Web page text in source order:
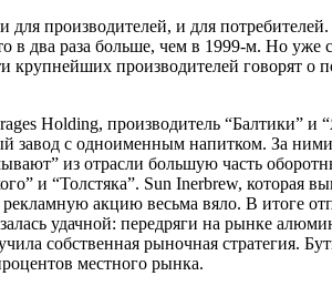
производителей, и для
в два раза больше, чем в 1999-м. Но уже
крупнейших производителей говорят о
Holding, производитель “Балтики” и
завод с одноименным напитком. За
из отрасли большую часть
и “Толстяка”. Sun Inerbrew, которая
акцию весьма вяло. В итоге
удачной: передряги на рынке
собственная рыночная стратегия.
местного рынка.